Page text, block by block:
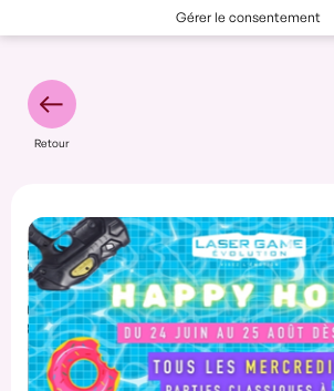
Gérer le consentement
Retour